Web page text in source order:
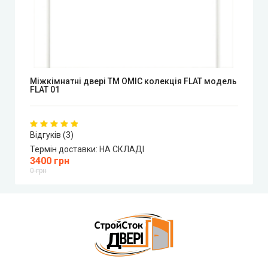
Mіжкімнатні двері ТМ ОМІС колекція FLAT модель
FLAT 01
Відгуків (3)
Термін доставки: НА СКЛАДІ
3400 грн
0 грн